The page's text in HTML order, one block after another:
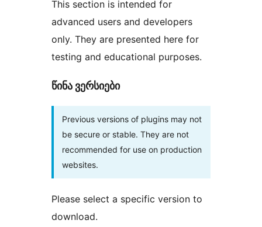
This section is intended for
advanced users and developers
only. They are presented here for
testing and educational purposes.
წინა ვერსიები
Previous versions of plugins may not
be secure or stable. They are not
recommended for use on production
websites.
Please select a specific version to
download.